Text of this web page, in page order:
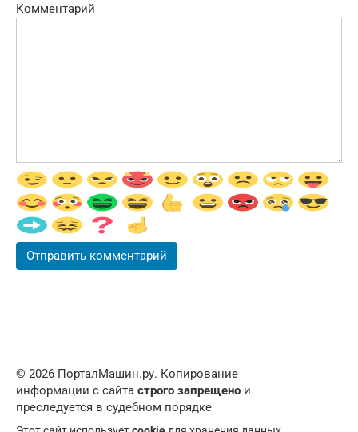
Комментарий
© 2026 ПорталМашин.ру. Копирование
информации с сайта строго запрещено и
преследуется в судебном порядке